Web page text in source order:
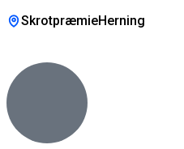
SkrotpræmieHerning